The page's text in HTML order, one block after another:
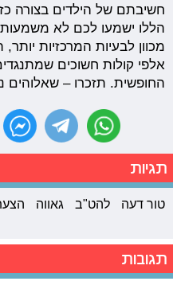
חשיבתם של הילדים בצורה
הללו ישמעו לכם לא
מכוון לבעיות המרכזיות
אלפי קולות חשוכים
החופשית. תזכרו – שאלוהים
תגיות
טור דעה להט"ב גאווה
תגובות